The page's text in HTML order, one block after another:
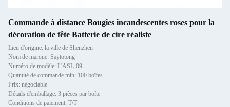
Commande à distance Bougies incandescentes roses pour la
décoration de fête Batterie de cire réaliste
Lieu d'origine: la ville de Shenzhen
Nom de marque: Saytotong
Numéro de modèle: L'ASL-09
Quantité de commande min: 100 boîtes
Prix: négociable
Détails d'emballage: 3 pièces par boîte
Conditions de paiement: T/T